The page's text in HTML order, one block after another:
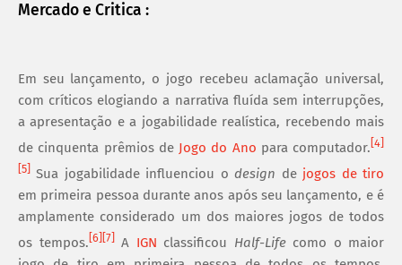
Mercado e Critica :
Em seu lançamento, o jogo recebeu aclamação universal,
com críticos elogiando a narrativa fluída sem interrupções,
a apresentação e a jogabilidade realística, recebendo mais
de cinquenta prêmios de Jogo do Ano para computador. 4
5 Sua jogabilidade influenciou odesign de jogos de tiro
em primeira pessoa durante anos após seu lançamento, e é
amplamente considerado um dos maiores jogos de todos
os tempos. 6] 7] A IGN classificou Half-Lifecomo o maior